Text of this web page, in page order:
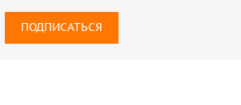
ПОДПИСАТЬСЯ